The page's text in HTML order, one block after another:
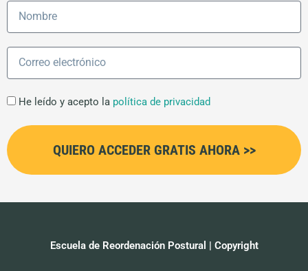
Name
Email
He leído y acepto la política de privacidad
QUIERO ACCEDER GRATIS AHORA >>
Escuela de Reordenación Postural | Copyright